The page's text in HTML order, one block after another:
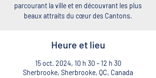
parcourant la ville et en découvrant les plus
beaux attraits du cœur des Cantons.
Heure et lieu
15 oct. 2024, 10 h 30 – 12 h 30
Sherbrooke, Sherbrooke, QC, Canada